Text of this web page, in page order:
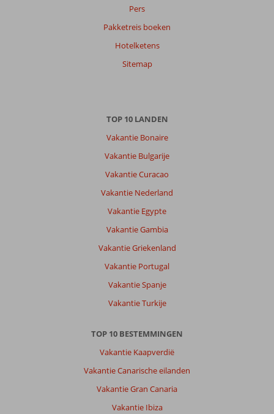
Pers
Pakketreis boeken
Hotelketens
Sitemap
TOP 10 LANDEN
Vakantie Bonaire
Vakantie Bulgarije
Vakantie Curacao
Vakantie Nederland
Vakantie Egypte
Vakantie Gambia
Vakantie Griekenland
Vakantie Portugal
Vakantie Spanje
Vakantie Turkije
TOP 10 BESTEMMINGEN
Vakantie Kaapverdië
Vakantie Canarische eilanden
Vakantie Gran Canaria
Vakantie Ibiza